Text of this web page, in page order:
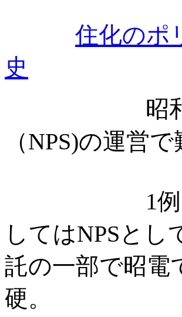
住化の
史
昭
（NPS)の運営
1例として
してはNPSと
託の一部で昭電
硬。